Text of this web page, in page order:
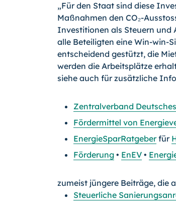
„Für den Staat sind diese
Maßnahmen den CO₂-
Investitionen als Steuern und
alle Beteiligten eine Win-win-
entscheidend gestützt, die
werden die Arbeitsplätze
siehe auch für zusätzliche
Zentralverband
Fördermittel von
EnergieSparRatgeberfür
Förderung • EnEV •
zumeist jüngere Beiträge, die
Steuerliche